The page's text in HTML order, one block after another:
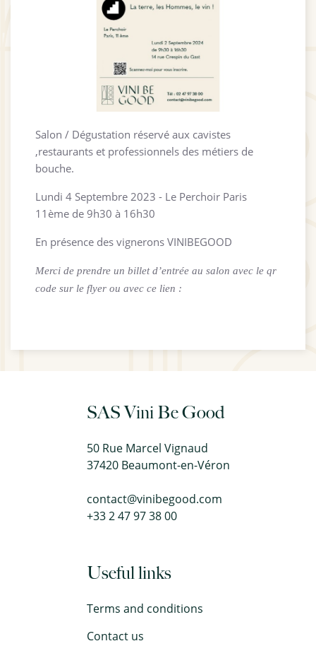
Salon / Dégustation réservé aux cavistes
,restaurants et professionnels des métiers de
bouche.
Lundi 4 Septembre 2023 - Le Perchoir Paris
11ème de 9h30 à 16h30
En présence des vignerons VINIBEGOOD
Merci de prendre un billet d’entrée au salon avec le qr
code sur le flyer ou avec ce lien :
SAS Vini Be Good
50 Rue Marcel Vignaud
37420 Beaumont-en-Véron
contact@vinibegood.com
+33 2 47 97 38 00
Useful links
Terms and conditions
Contact us